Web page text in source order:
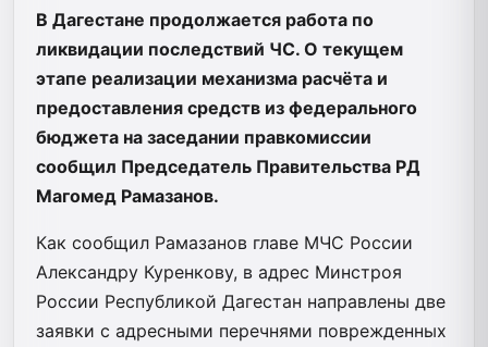
В Дагестане продолжается работа по
ликвидации последствий ЧС. О текущем
этапе реализации механизма расчёта и
предоставления средств из федерального
бюджета на заседании правкомиссии
сообщил Председатель Правительства РД
Магомед Рамазанов.
Как сообщил Рамазанов главе МЧС России
Александру Куренкову, в адрес Минстроя
России Республикой Дагестан направлены две
заявки с адресными перечнями поврежденных